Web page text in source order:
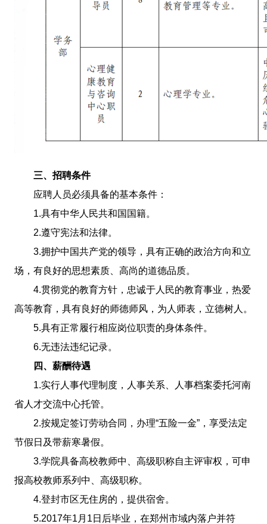
三、招聘条件
应聘人员必须具备的基本条件：
1.具有中华人民共和国国籍。
2.遵守宪法和法律。
3.拥护中国共产党的领导，具有正确的政治方向和立
场，有良好的思想素质、高尚的道德品质。
4.贯彻党的教育方针，忠诚于人民的教育事业，热爱
高等教育，具有良好的师德师风，为人师表，立德树人。
5.具有正常履行相应岗位职责的身体条件。
6.无违法违纪记录。
四、薪酬待遇
1.实行人事代理制度，人事关系、人事档案委托河南
省人才交流中心托管。
2.按规定签订劳动合同，办理“五险一金”，享受法定
节假日及带薪寒暑假。
3.学院具备高校教师中、高级职称自主评审权，可申
报高校教师系列中、高级职称。
4.登封市区无住房的，提供宿舍。
5.2017年1月1日后毕业，在郑州市域内落户并符